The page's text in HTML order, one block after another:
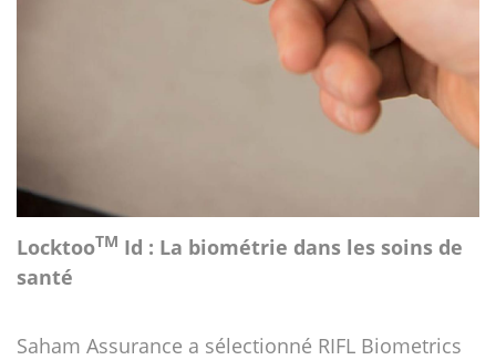
LocktooTM Id : La biométrie dans les soins de
santé
Saham Assurance a sélectionné RIFL Biometrics